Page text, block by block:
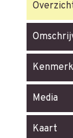
Media
Kaart